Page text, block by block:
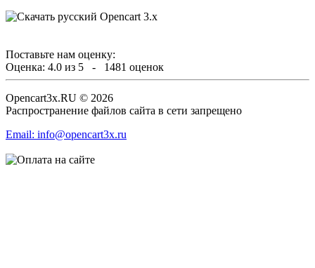
Поставьте нам оценку:
Оценка: 4.0 из 5 - 1481 оценок
Opencart3x.RU © 2026
Распространение файлов сайта в сети запрещено
Email: info@opencart3x.ru